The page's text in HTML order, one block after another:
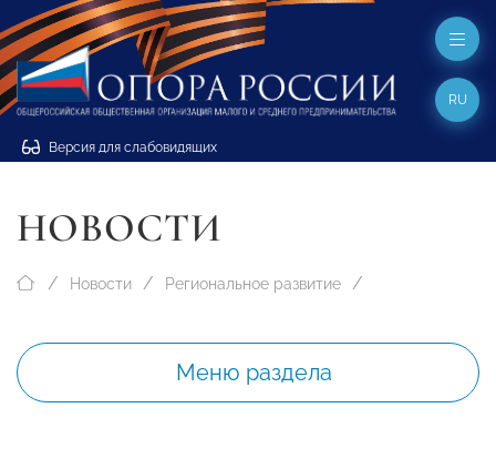
Версия для слабовидящих
RU
НОВОСТИ
Новости Региональное развитие
Меню раздела